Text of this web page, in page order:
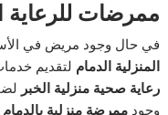
ممرضات للرعاية
في حال وجود مريض في
المنزلية الدمام لتقديم
رعاية صحية منزلية الخبر
وجودممرضة منزلية بالدمام